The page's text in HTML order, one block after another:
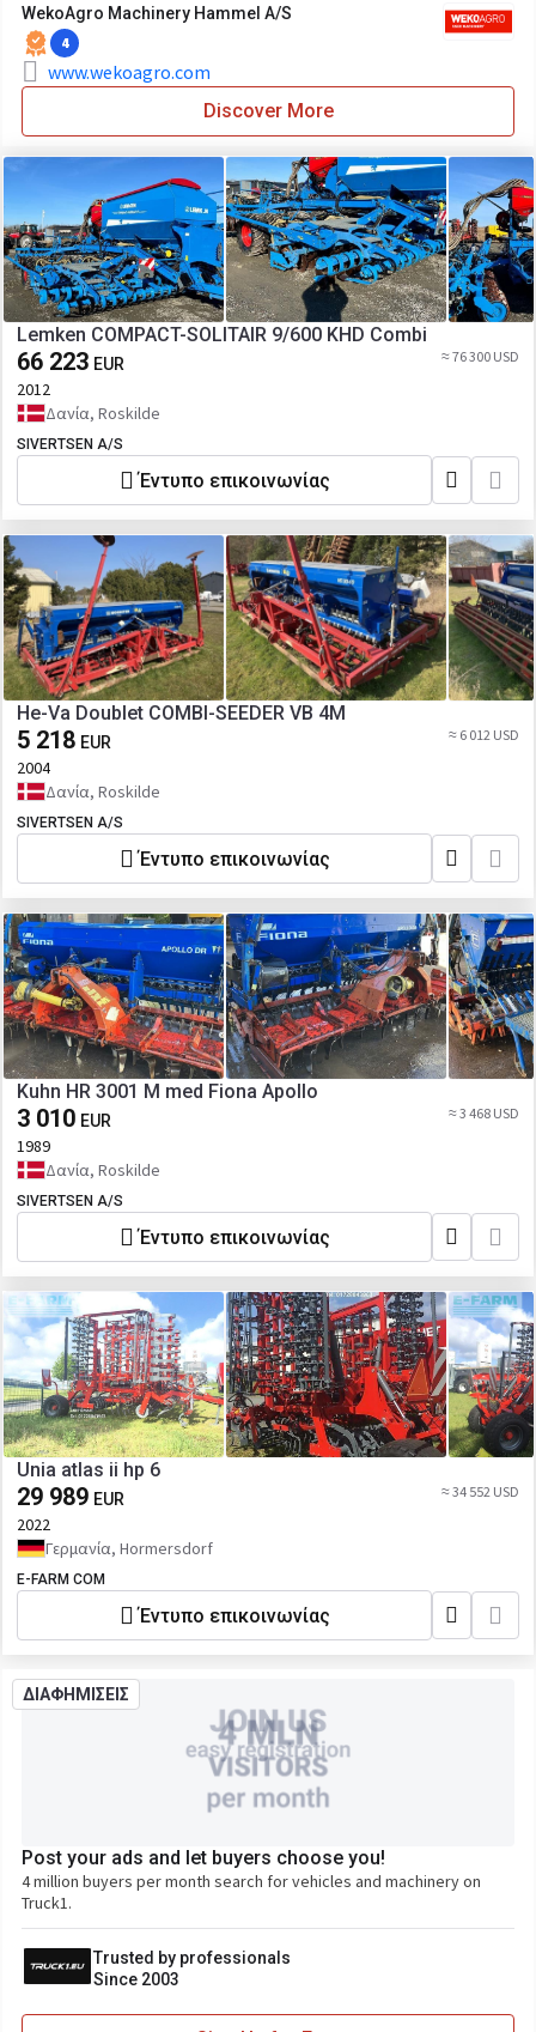
WekoAgro Machinery Hammel A/S
4
www.wekoagro.com
Discover More
Lemken COMPACT-SOLITAIR 9/600 KHD Combi
66 223 EUR ≈ 76 300 USD
2012
Δανία, Roskilde
SIVERTSEN A/S
Έντυπο επικοινωνίας
He-Va Doublet COMBI-SEEDER VB 4M
5 218 EUR ≈ 6 012 USD
2004
Δανία, Roskilde
SIVERTSEN A/S
Έντυπο επικοινωνίας
Kuhn HR 3001 M med Fiona Apollo
3 010 EUR ≈ 3 468 USD
1989
Δανία, Roskilde
SIVERTSEN A/S
Έντυπο επικοινωνίας
Unia atlas ii hp 6
29 989 EUR ≈ 34 552 USD
2022
Γερμανία, Hormersdorf
E-FARM COM
Έντυπο επικοινωνίας
ΔΙΑΦΗΜΙΣΕΙΣ
Post your ads and let buyers choose you!
4 million buyers per month search for vehicles and machinery on
Truck1.
Trusted by professionals
Since 2003